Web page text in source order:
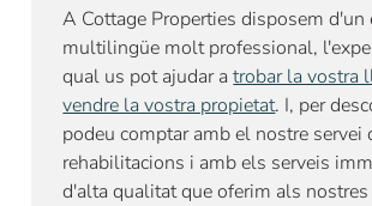
A Cottage Properties disposem d'un
multilingüe molt professional,
qual us pot ajudar atrobar la vostra
vendre la vostra propietat. I, per
podeu comptar amb el nostre servei
rehabilitacions i amb els serveis
d'alta qualitat que oferim als